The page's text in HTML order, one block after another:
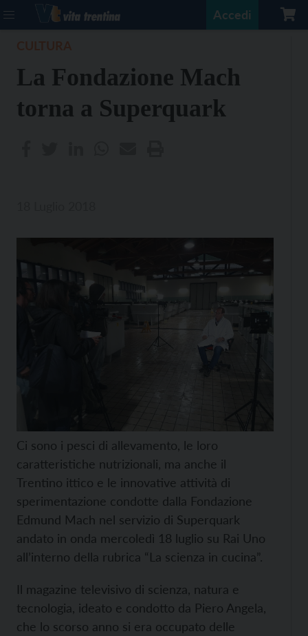
Accedi
La Fondazione Mach
torna a Superquark
Ci sono i pesci di allevamento, le loro
caratteristiche nutrizionali, ma anche il
Trentino ittico e le innovative attività di
sperimentazione condotte dalla Fondazione
Edmund Mach nel servizio di Superquark
andato in onda mercoledì 18 luglio su Rai Uno
all’interno della rubrica “La scienza in cucina”.
Il magazine televisivo di scienza, natura e
tecnologia, ideato e condotto da Piero Angela,
che lo scorso anno si era occupato delle